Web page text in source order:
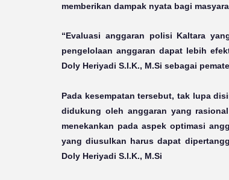
memberikan dampak nyata bagi
“Evaluasi anggaran polisi Kaltara
pengelolaan anggaran dapat lebih
Doly Heriyadi S.I.K., M.Si sebagai
Pada kesempatan tersebut, tak lupa
didukung oleh anggaran yang
menekankan pada aspek optimasi
yang diusulkan harus dapat
Doly Heriyadi S.I.K., M.Si